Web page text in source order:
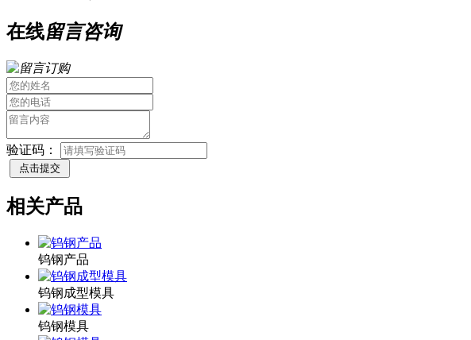
在线留言咨询
验证码：
相关产品
钨钢产品
钨钢成型模具
钨钢模具